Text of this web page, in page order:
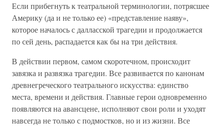
Если прибегнуть к театральной терминологии, потрясшее
Америку (да и не только ее) «представление наяву»,
которое началось с далласской трагедии и продолжается
по сей день, распадается как бы на три действия.
В действии первом, самом скоротечном, происходит
завязка и развязка трагедии. Все развивается по канонам
древнегреческого театрального искусства: единство
места, времени и действия. Главные герои одновременно
появляются на авансцене, исполняют свои роли и уходят
навсегда не только с подмостков, но и из жизни. Все